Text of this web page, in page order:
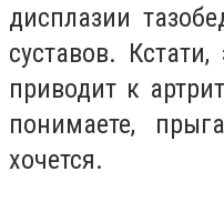
дисплазии
суставов.
приводит к
понимаете,
хочется.